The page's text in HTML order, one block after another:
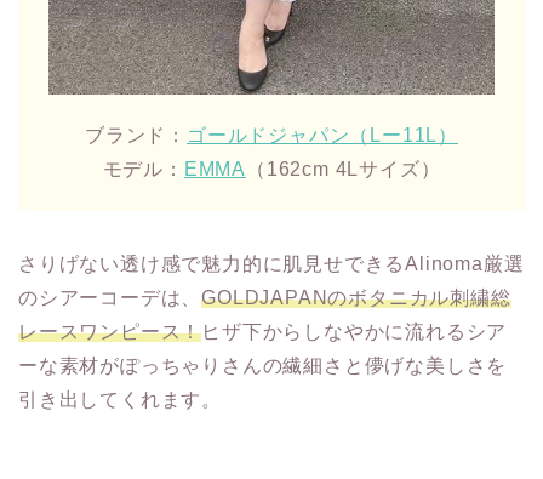
ブランド： ゴールドジャパン（Lー11L）
モデル： EMMA （162cm 4Lサイズ）
さりげない透け感で魅力的に肌見せできるAlinoma厳選
のシアーコーデは、GOLDJAPANのボタニカル刺繍総
レースワンピース！ヒザ下からしなやかに流れるシア
ーな素材がぽっちゃりさんの繊細さと儚げな美しさを
引き出してくれます。